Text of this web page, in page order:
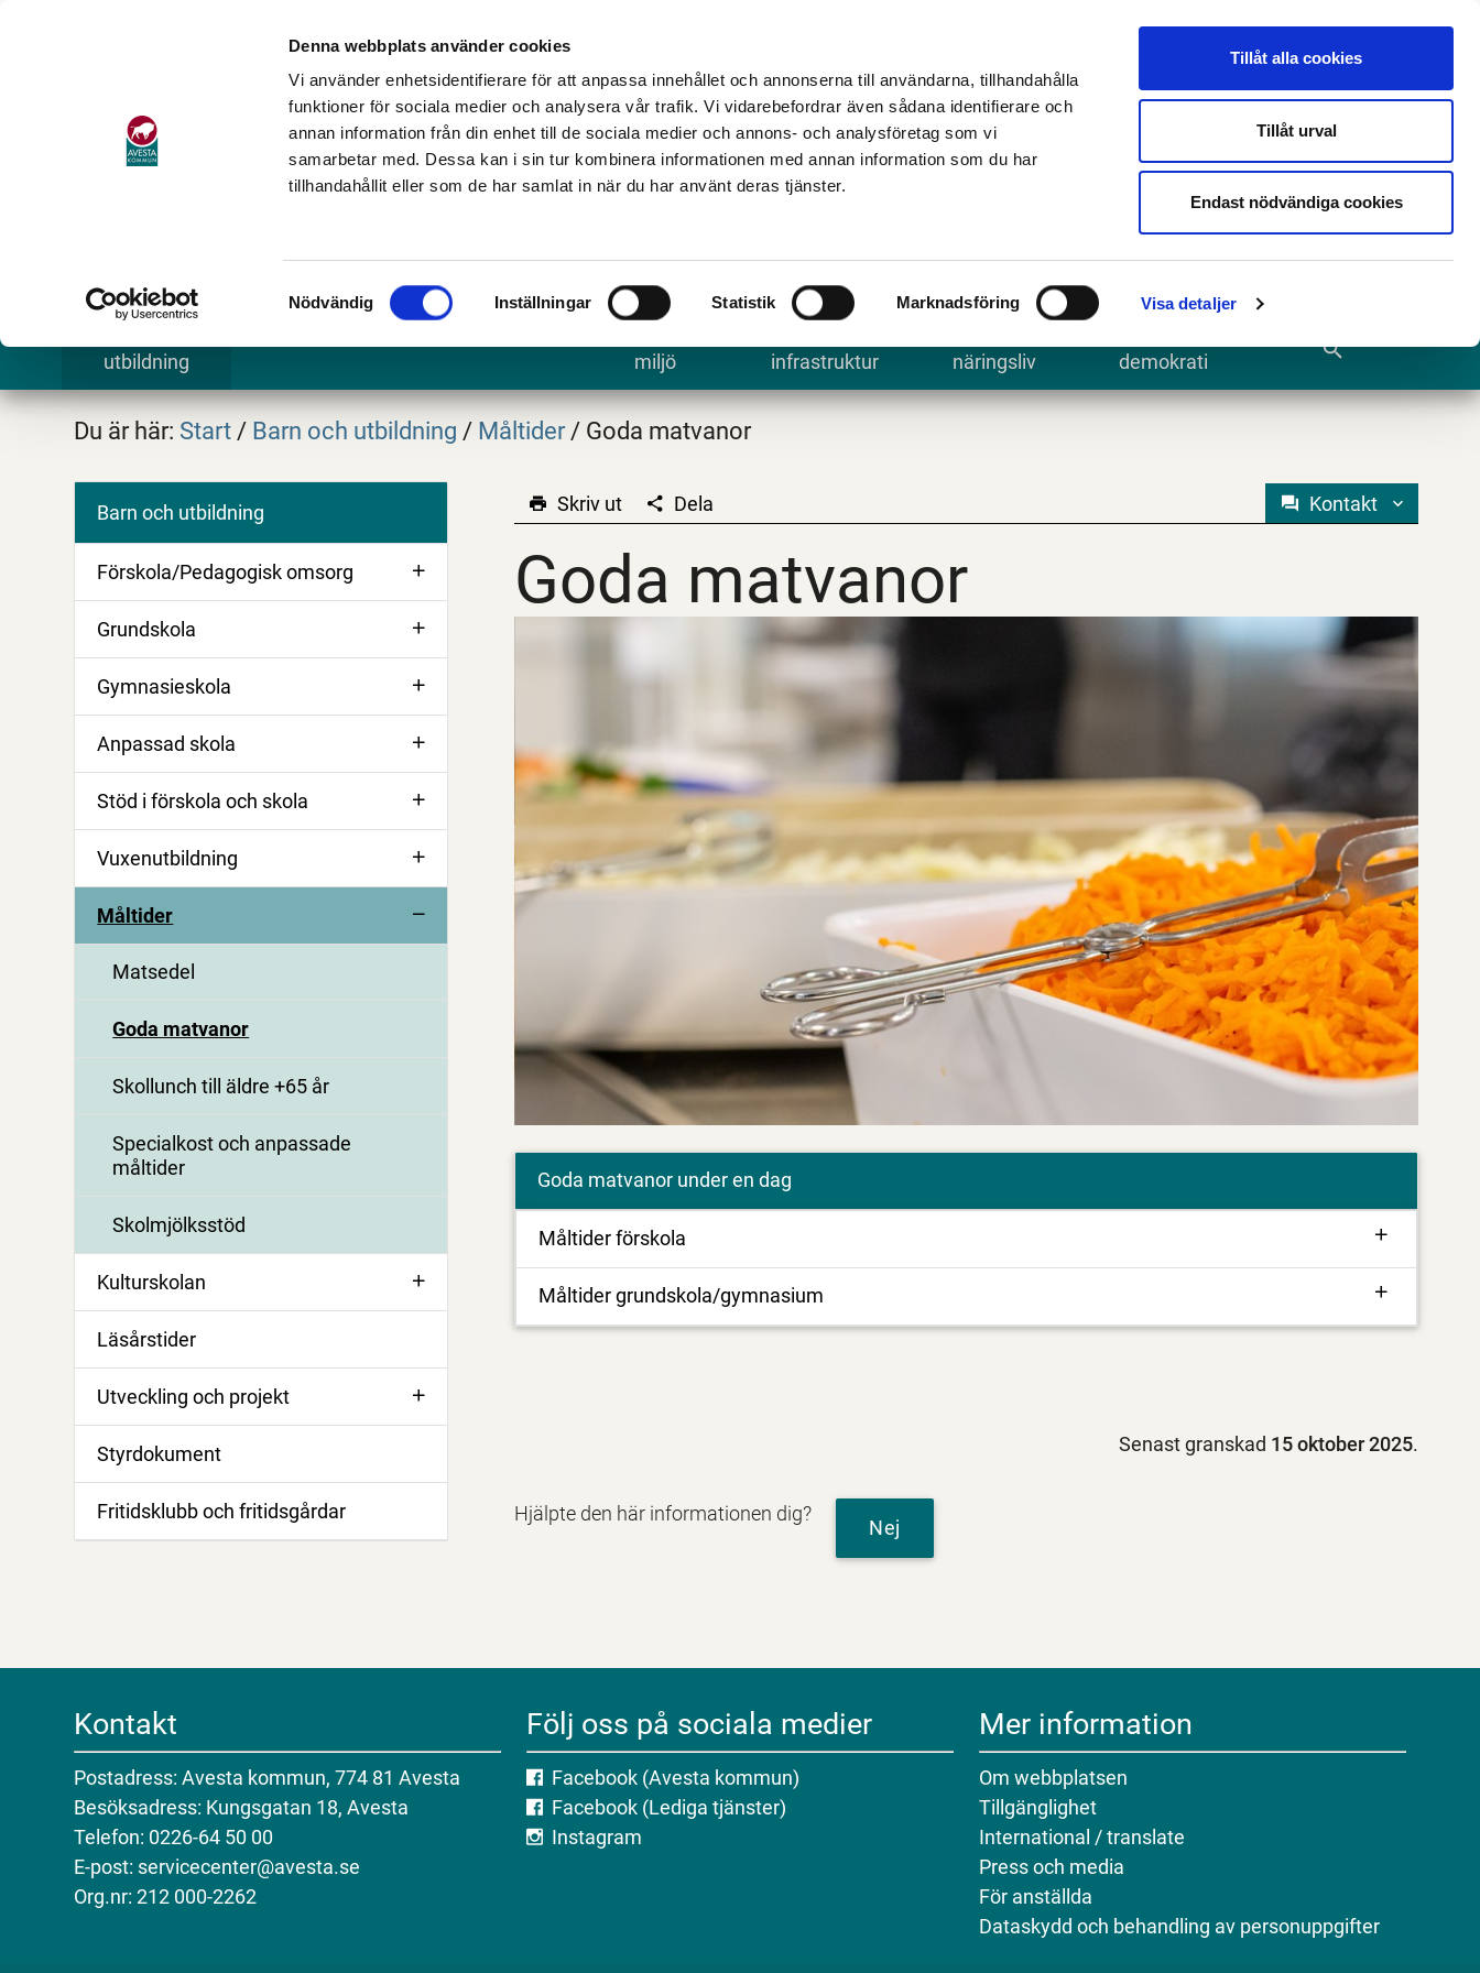
Denna webbplats använder cookies
Vi använder enhetsidentifierare för att anpassa innehållet och annonserna till användarna, tillhandahålla
funktioner för sociala medier och analysera vår trafik. Vi vidarebefordrar även sådana identifierare och
annan information från din enhet till de sociala medier och annons- och analysföretag som vi
samarbetar med. Dessa kan i sin tur kombinera informationen med annan information som du har
tillhandahållit eller som de har samlat in när du har använt deras tjänster.
Samtyckesval
Nödvändig Inställningar Statistik Marknadsföring Visa detaljer
Tillåt alla cookies
Tillåt urval
Endast nödvändiga cookies
E-tjänster och blanketter Translate
Sök
utbildning
miljö
infrastruktur
näringsliv
demokrati
search
Du är här: Start / Barn och utbildning / Måltider / Goda matvanor
Barn och utbildning
Förskola/Pedagogisk omsorg
Grundskola
Gymnasieskola
Anpassad skola
Stöd i förskola och skola
Vuxenutbildning
Måltider
Matsedel
Goda matvanor
Skollunch till äldre +65 år
Specialkost och anpassade
måltider
Skolmjölksstöd
Kulturskolan
Läsårstider
Utveckling och projekt
Styrdokument
Fritidsklubb och fritidsgårdar
Goda matvanor
Skriv ut Dela Kontakt
Goda matvanor
Goda matvanor under en dag
Måltider förskola
Måltider grundskola/gymnasium
Senast granskad 15 oktober 2025.
Hjälpte den här informationen dig?
Nej
Kontakt
Postadress: Avesta kommun, 774 81 Avesta
Besöksadress: Kungsgatan 18, Avesta
Telefon: 0226-64 50 00
E-post: servicecenter@avesta.se
Org.nr: 212 000-2262
Följ oss på sociala medier
Facebook (Avesta kommun)
Facebook (Lediga tjänster)
Instagram
Mer information
Om webbplatsen
Tillgänglighet
International / translate
Press och media
För anställda
Dataskydd och behandling av personuppgifter